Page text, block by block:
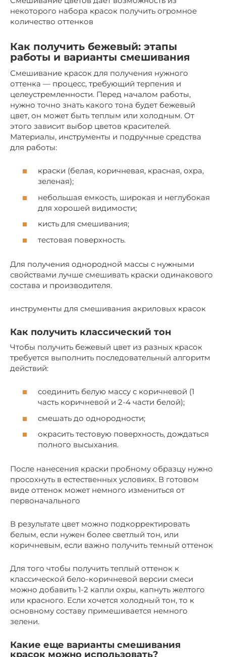
некоторого набора красок получить огромное
количество оттенков
Как получить бежевый: этапы
работы и варианты смешивания
Смешивание красок для получения нужного
оттенка — процесс, требующий терпения и
целеустремленности. Перед началом работы,
нужно точно знать какого тона будет бежевый
цвет, он может быть теплым или холодным. От
этого зависит выбор цветов красителей.
Материалы, инструменты и подручные средства
для работы:
краски (белая, коричневая, красная, охра,
зеленая);
небольшая емкость, широкая и неглубокая
для хорошей видимости;
кисть для смешивания;
тестовая поверхность.
Для получения однородной массы с нужными
свойствами лучше смешивать краски одинакового
состава и производителя.
инструменты для смешивания акриловых красок
Как получить классический тон
Чтобы получить бежевый цвет из разных красок
требуется выполнить последовательный алгоритм
действий:
соединить белую массу с коричневой (1
часть коричневой и 2-4 части белой);
смешать до однородности;
окрасить тестовую поверхность, дождаться
полного высыхания.
После нанесения краски пробному образцу нужно
просохнуть в естественных условиях. В готовом
виде оттенок может немного измениться от
первоначального
В результате цвет можно подкорректировать
белым, если нужен более светлый тон, или
коричневым, если важно получить темный оттенок
Для того чтобы получить теплый оттенок к
классической бело-коричневой версии смеси
можно добавить 1-2 капли охры, капнуть желтого
или красного. Если хочется холодный тон, то к
основному составу примешивается немного
зелени.
Какие еще варианты смешивания
красок можно использовать?